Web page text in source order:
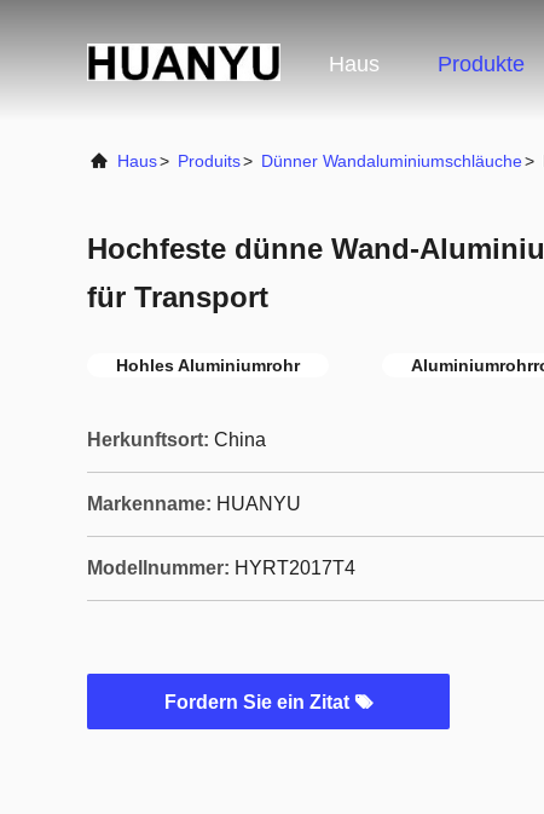
Haus Produkte
Haus> Produits> Dünner Wandaluminiumschläuche>
Hochfeste dünne Wand-
für Transport
Hohles Aluminiumrohr
Herkunftsort: China
Markenname: HUANYU
Modellnummer: HYRT2017T4
Fordern Sie ein Zitat